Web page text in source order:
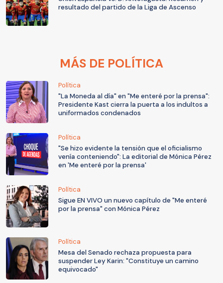
resultado del partido de la Liga de Ascenso
MÁS DE POLÍTICA
Política
"La Moneda al día" en "Me enteré por la prensa":
Presidente Kast cierra la puerta a los indultos a
uniformados condenados
Política
"Se hizo evidente la tensión que el oficialismo
venía conteniendo": La editorial de Mónica Pérez
en 'Me enteré por la prensa'
Política
Sigue EN VIVO un nuevo capítulo de "Me enteré
por la prensa" con Mónica Pérez
Política
Mesa del Senado rechaza propuesta para
suspender Ley Karin: "Constituye un camino
equivocado"